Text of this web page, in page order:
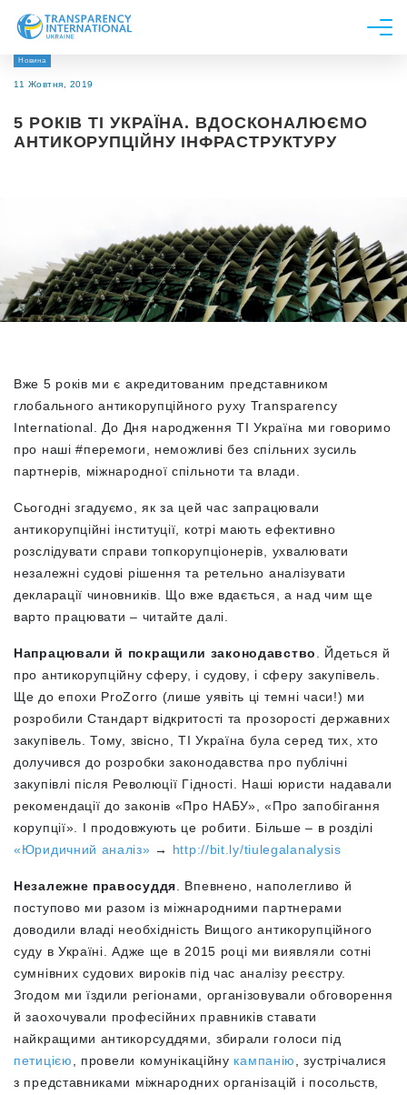
Про нас
Дослідження
Новина
11 Жовтня, 2019
5 РОКІВ ТІ УКРАЇНА. ВДОСКОНАЛЮЄМО
АНТИКОРУПЦІЙНУ ІНФРАСТРУКТУРУ
Вже 5 років ми є акредитованим представником
глобального антикорупційного руху Transparency
International. До Дня народження ТІ Україна ми говоримо
про наші #перемоги, неможливі без спільних зусиль
партнерів, міжнародної спільноти та влади.
Сьогодні згадуємо, як за цей час запрацювали
антикорупційні інституції, котрі мають ефективно
розслідувати справи топкорупціонерів, ухвалювати
незалежні судові рішення та ретельно аналізувати
декларації чиновників. Що вже вдається, а над чим ще
варто працювати – читайте далі.
Напрацювали й покращили законодавство
. Йдеться й
про антикорупційну сферу, і судову, і сферу закупівель.
Ще до епохи ProZorro (лише уявіть ці темні часи!) ми
розробили Стандарт відкритості та прозорості державних
закупівель. Тому, звісно, ТІ Україна була серед тих, хто
долучився до розробки законодавства про публічні
закупівлі після Революції Гідності. Наші юристи надавали
рекомендації до законів «Про НАБУ», «Про запобігання
корупції». І продовжують це робити. Більше – в розділі
«Юридичний аналіз» → http://bit.ly/tiulegalanalysis
Незалежне правосуддя . Впевнено, наполегливо й
поступово ми разом із міжнародними партнерами
доводили владі необхідність Вищого антикорупційного
суду в Україні. Адже ще в 2015 році ми виявляли сотні
сумнівних судових вироків під час аналізу реєстру.
Згодом ми їздили регіонами, організовували обговорення
й заохочували професійних правників ставати
найкращими антикорсуддями, збирали голоси під
петицією
, провели комунікаційну кампанію
, зустрічалися
з представниками міжнародних організацій і посольств,